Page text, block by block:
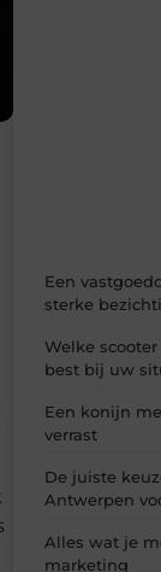
Een
sterke
Welke
best bij uw
Een konijn
verrast
De juiste
Antwerpen
Alles wat je
marketing